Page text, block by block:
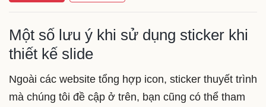
Một số lưu ý khi sử dụng sticker khi
thiết kế slide
Ngoài các website tổng hợp icon, sticker thuyết trình
mà chúng tôi đề cập ở trên, bạn cũng có thể tham